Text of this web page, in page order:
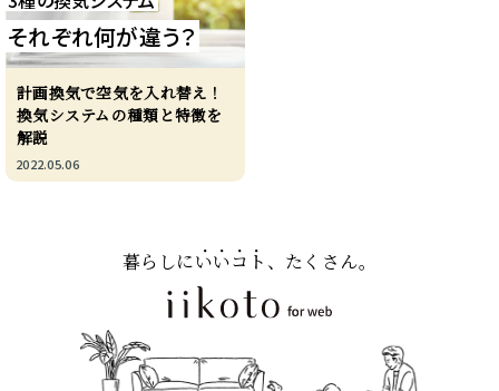
それぞれ何が違う？
計画換気で空気を入れ替え！
換気システムの種類と特徴を
解説
2022.05.06
暮らしにいいコト、たくさん。